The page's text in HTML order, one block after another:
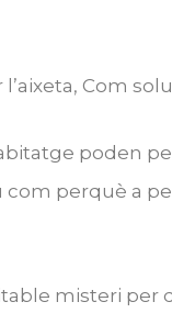
Com
poden
perquè a
misteri per